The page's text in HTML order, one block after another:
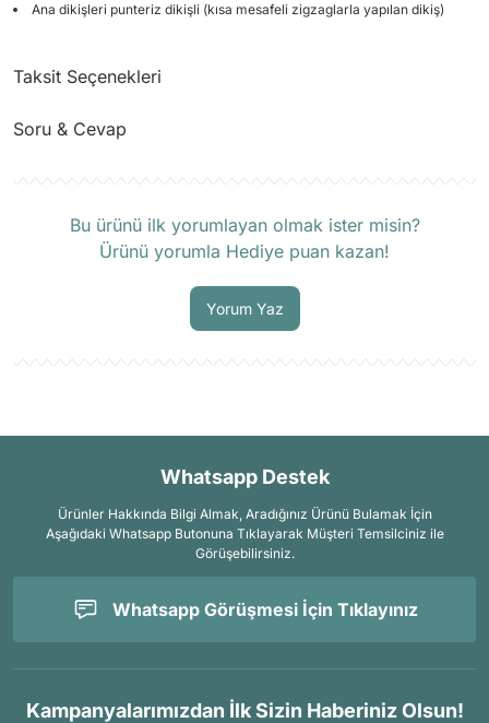
Ana dikişleri punteriz dikişli (kısa mesafeli zigzaglarla yapılan dikiş)
Taksit Seçenekleri
Soru & Cevap
Bu ürünü ilk yorumlayan olmak ister misin?
Ürünü yorumla Hediye puan kazan!
Yorum Yaz
Whatsapp Destek
Ürünler Hakkında Bilgi Almak, Aradığınız Ürünü Bulamak İçin
Aşağıdaki Whatsapp Butonuna Tıklayarak Müşteri Temsilciniz ile
Görüşebilirsiniz.
Whatsapp Görüşmesi İçin Tıklayınız
Kampanyalarımızdan İlk Sizin Haberiniz Olsun!